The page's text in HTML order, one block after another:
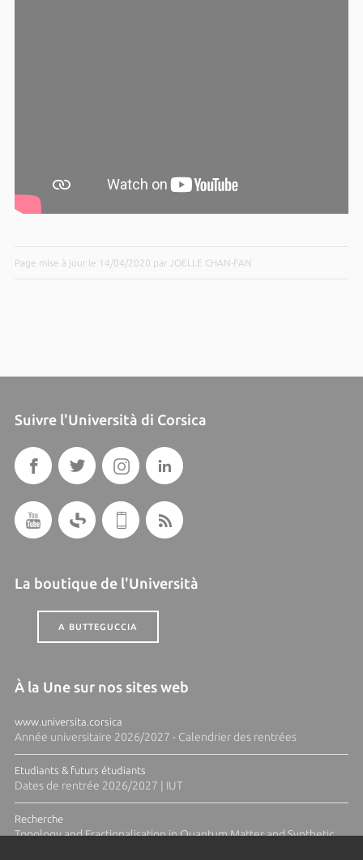
Page mise à jour le 14/04/2020 par JOELLE CHAN-FAN
Suivre l'Università di Corsica
La boutique de l'Università
A BUTTEGUCCIA
À la Une sur nos sites web
www.universita.corsica
Année universitaire 2026/2027 - Calendrier des rentrées
Etudiants & futurs étudiants
Dates de rentrée 2026/2027 | IUT
Recherche
Topology and Fractionalisation in Quantum Matter and Synthetic